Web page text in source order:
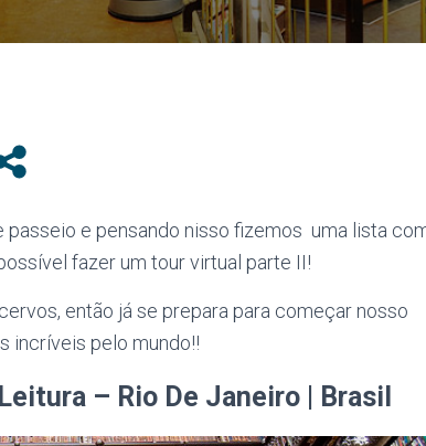
e pensando nisso fizemos uma lista
fazer um tour virtual parte II!
então já se prepara para começar nosso
incríveis pelo mundo!!
– Rio De Janeiro | Brasil